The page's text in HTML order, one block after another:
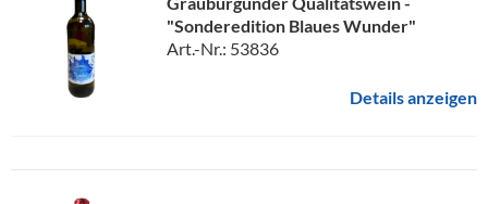
"Sonderedition Blaues Wunder"
Art.-Nr.: 53836
Details anzeigen